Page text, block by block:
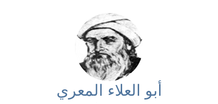
أبو العلاء المعري